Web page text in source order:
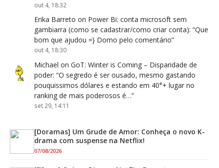
out 4, 18:32
Erika Barreto on Power Bi: conta microsoft sem
gambiarra (como se cadastrar/como criar conta): “Que
bom que ajudou =} Domo pelo comentário”
out 4, 18:30
Michael on GoT: Winter is Coming – Disparidade de
poder: “O segredo é ser ousado, mesmo gastando
pouquissimos dólares e estando em 40°+ lugar no
ranking de mais poderosos é…”
set 29, 14:11
[Doramas] Um Grude de Amor: Conheça o novo K-
drama com suspense na Netflix!
07/08/2026